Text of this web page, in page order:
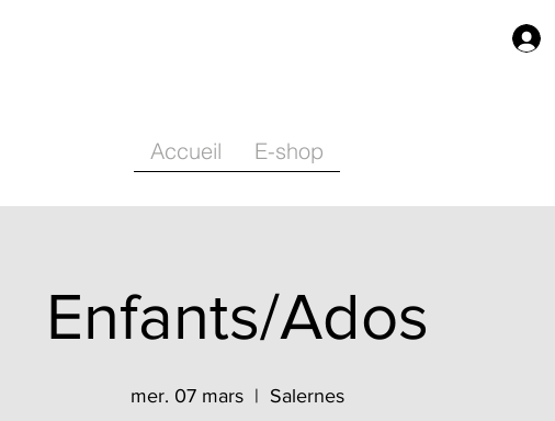
Accueil E-shop
Enfants/Ados
mer. 07 mars
  |
Salernes